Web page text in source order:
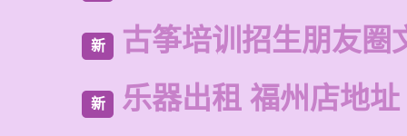
新 古筝培训招生朋友圈
新 乐器出租 福州店地址